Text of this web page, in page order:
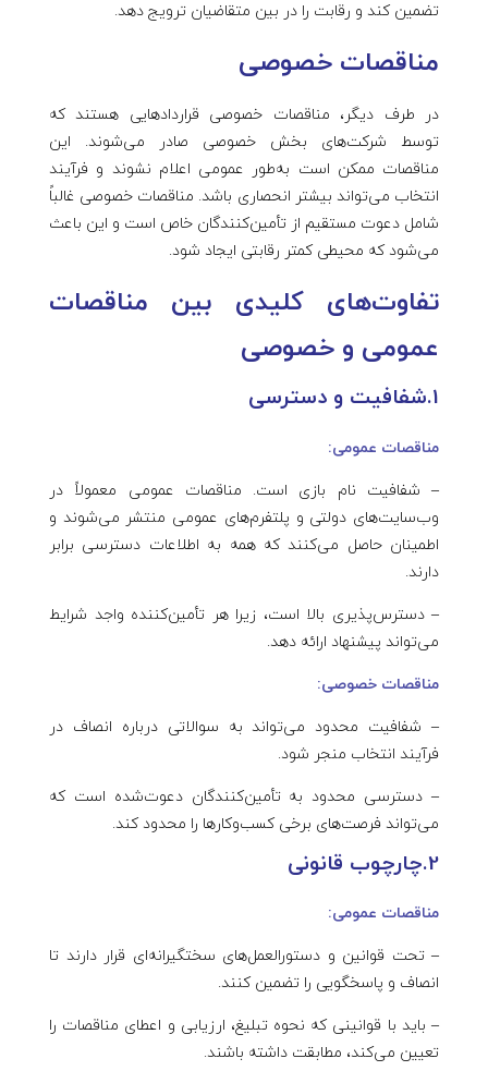
تضمین کند و رقابت را در بین متقاضیان ترویج دهد.
مناقصات خصوصی
در طرف دیگر، مناقصات خصوصی قراردادهایی هستند که
توسط شرکت‌های بخش خصوصی صادر می‌شوند. این
مناقصات ممکن است به‌طور عمومی اعلام نشوند و فرآیند
انتخاب می‌تواند بیشتر انحصاری باشد. مناقصات خصوصی غالباً
شامل دعوت مستقیم از تأمین‌کنندگان خاص است و این باعث
می‌شود که محیطی کمتر رقابتی ایجاد شود.
تفاوت‌های کلیدی بین مناقصات
عمومی و خصوصی
1.شفافیت و دسترسی
مناقصات عمومی:
– شفافیت نام بازی است. مناقصات عمومی معمولاً در
وب‌سایت‌های دولتی و پلتفرم‌های عمومی منتشر می‌شوند و
اطمینان حاصل می‌کنند که همه به اطلاعات دسترسی برابر
دارند.
– دسترس‌پذیری بالا است، زیرا هر تأمین‌کننده واجد شرایط
می‌تواند پیشنهاد ارائه دهد.
مناقصات خصوصی:
– شفافیت محدود می‌تواند به سوالاتی درباره انصاف در
فرآیند انتخاب منجر شود.
– دسترسی محدود به تأمین‌کنندگان دعوت‌شده است که
می‌تواند فرصت‌های برخی کسب‌وکارها را محدود کند.
2.چارچوب قانونی
مناقصات عمومی:
– تحت قوانین و دستورالعمل‌های سختگیرانه‌ای قرار دارند تا
انصاف و پاسخگویی را تضمین کنند.
– باید با قوانینی که نحوه تبلیغ، ارزیابی و اعطای مناقصات را
تعیین می‌کند، مطابقت داشته باشند.